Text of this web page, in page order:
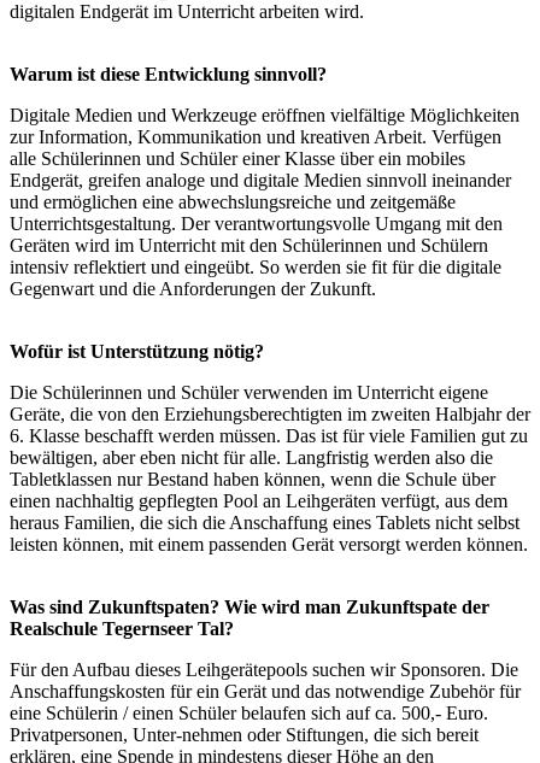
digitalen Endgerät im Unterricht arbeiten wird.
Warum ist diese Entwicklung sinnvoll?
Digitale Medien und Werkzeuge eröffnen vielfältige Möglichkeiten
zur Information, Kommunikation und kreativen Arbeit. Verfügen
alle Schülerinnen und Schüler einer Klasse über ein mobiles
Endgerät, greifen analoge und digitale Medien sinnvoll ineinander
und ermöglichen eine abwechslungsreiche und zeitgemäße
Unterrichtsgestaltung. Der verantwortungsvolle Umgang mit den
Geräten wird im Unterricht mit den Schülerinnen und Schülern
intensiv reflektiert und eingeübt. So werden sie fit für die digitale
Gegenwart und die Anforderungen der Zukunft.
Wofür ist Unterstützung nötig?
Die Schülerinnen und Schüler verwenden im Unterricht eigene
Geräte, die von den Erziehungsberechtigten im zweiten Halbjahr der
6. Klasse beschafft werden müssen. Das ist für viele Familien gut zu
bewältigen, aber eben nicht für alle. Langfristig werden also die
Tabletklassen nur Bestand haben können, wenn die Schule über
einen nachhaltig gepflegten Pool an Leihgeräten verfügt, aus dem
heraus Familien, die sich die Anschaffung eines Tablets nicht selbst
leisten können, mit einem passenden Gerät versorgt werden können.
Was sind Zukunftspaten? Wie wird man Zukunftspate der
Realschule Tegernseer Tal?
Für den Aufbau dieses Leihgerätepools suchen wir Sponsoren. Die
Anschaffungskosten für ein Gerät und das notwendige Zubehör für
eine Schülerin / einen Schüler belaufen sich auf ca. 500,- Euro.
Privatpersonen, Unter-nehmen oder Stiftungen, die sich bereit
erklären, eine Spende in mindestens dieser Höhe an den